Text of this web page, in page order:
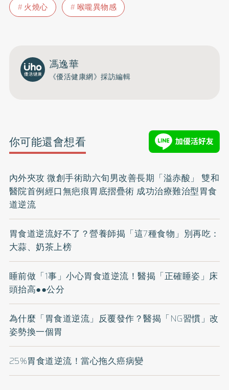
火燒心
喉嚨異物感
馮逸華
《優活健康網》採訪編輯
你可能還會想看
內外夾攻 微創手術助六旬男改善長期「溢赤酸」 雙和
醫院首例經口無疤痕胃底摺疊術 成功治療難治型胃食
道逆流
胃食道逆流好不了？營養師揭「這7種食物」別再吃：
大蒜、奶茶上榜
睡前做「1事」小心胃食道逆流！醫揭「正確睡姿」床
頭抬高●●公分
為什麼「胃食道逆流」反覆發作？醫揭「NG習慣」改
姿勢換一個胃
25%胃食道逆流！當心拖久癌病變